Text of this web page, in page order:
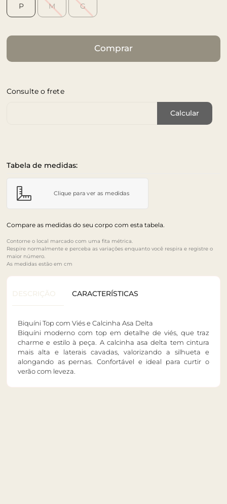
P M G
Comprar
Consulte o frete
Calcular
Tabela de medidas:
Clique para ver as medidas
Compare as medidas do seu corpo com esta tabela.
Contorne o local marcado com uma fita métrica.
Respire normalmente e perceba as variações enquanto você respira e registre o
maior número.
As medidas estão em cm
DESCRIÇÃO CARACTERÍSTICAS
Biquíni Top com Viés e Calcinha Asa Delta
Biquíni moderno com top em detalhe de viés, que traz
charme e estilo à peça. A calcinha asa delta tem cintura
mais alta e laterais cavadas, valorizando a silhueta e
alongando as pernas. Confortável e ideal para curtir o
verão com leveza.